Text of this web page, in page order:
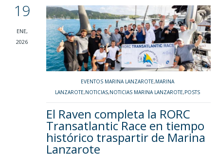
19
ENE,
2026
EVENTOS MARINA LANZAROTE,MARINA
LANZAROTE,NOTICIAS,NOTICIAS MARINA LANZAROTE,POSTS
El Raven completa la RORC
Transatlantic Race en tiempo
histórico traspartir de Marina
Lanzarote